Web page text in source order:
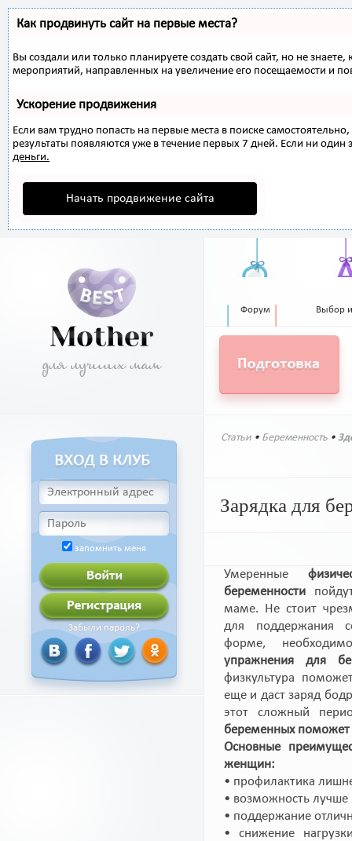
Как продвинуть сайт на первые места?
Вы создали или только планируете создать свой сайт, но не
мероприятий, направленных на увеличение его посещаемости и
Ускорение продвижения
Если вам трудно попасть на первые места в поиске
результаты появляются уже в течение первых 7 дней. Если ни один
деньги.
Начать продвижение сайта
запомнить меня
Забыли пароль?
Форум Выбор
Статьи • Беременность •
Зарядка для
Умеренные
беременности
маме. Не стоит
для поддержания
форме,
упражнения для
физкультура
еще и даст заряд
этот сложный
беременных поможет
Основные
женщин:
• профилактика
• возможность лучше
• поддержание
• снижение